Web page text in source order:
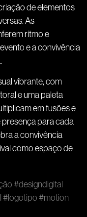
de elementos
As
ritmo e
e a convivência
vibrante, com
e uma paleta
em fusões e
presença para cada
a convivência
como espaço de
#designdigital
#logotipo #motion